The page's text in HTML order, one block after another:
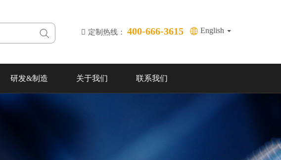
定制热线： 400-666-3615 English
研发&制造 关于我们 联系我们